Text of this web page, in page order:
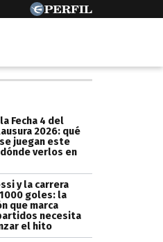
Fecha 4 del
2026: qué
juegan este
verlos en
y la carrera
goles: la
que marca
necesita
el hito